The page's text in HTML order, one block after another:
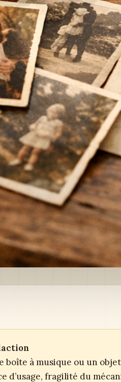
boîte à musique ou un
d’usage, fragilité du